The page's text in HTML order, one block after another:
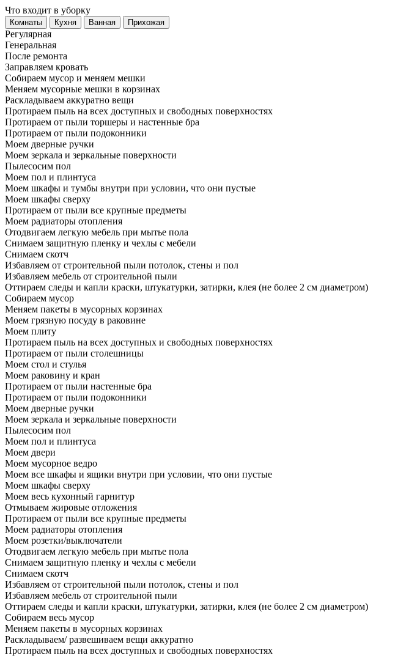
Что входит в уборку
Регу­лярная
Гене­ральная
После ремонта
Заправляем кровать
Собираем мусор и меняем мешки
Меняем мусорные мешки в корзинах
Раскладываем аккуратно вещи
Протираем пыль на всех доступных и свободных поверхностях
Протираем от пыли торшеры и настенные бра
Протираем от пыли подоконники
Моем дверные ручки
Моем зеркала и зеркальные поверхности
Пылесосим пол
Моем пол и плинтуса
Моем шкафы и тумбы внутри при условии, что они пустые
Моем шкафы сверху
Протираем от пыли все крупные предметы
Моем радиаторы отопления
Отодвигаем легкую мебель при мытье пола
Снимаем защитную пленку и чехлы с мебели
Снимаем скотч
Избавляем от строительной пыли потолок, стены и пол
Избавляем мебель от строительной пыли
Оттираем следы и капли краски, штукатурки, затирки, клея (не более 2 см диаметром)
Собираем мусор
Меняем пакеты в мусорных корзинах
Моем грязную посуду в раковине
Моем плиту
Протираем пыль на всех доступных и свободных поверхностях
Протираем от пыли столешницы
Моем стол и стулья
Моем раковину и кран
Протираем от пыли настенные бра
Протираем от пыли подоконники
Моем дверные ручки
Моем зеркала и зеркальные поверхности
Пылесосим пол
Моем пол и плинтуса
Моем двери
Моем мусорное ведро
Моем все шкафы и ящики внутри при условии, что они пустые
Моем шкафы сверху
Моем весь кухонный гарнитур
Отмываем жировые отложения
Протираем от пыли все крупные предметы
Моем радиаторы отопления
Моем розетки/выключатели
Отодвигаем легкую мебель при мытье пола
Снимаем защитную пленку и чехлы с мебели
Снимаем скотч
Избавляем от строительной пыли потолок, стены и пол
Избавляем мебель от строительной пыли
Оттираем следы и капли краски, штукатурки, затирки, клея (не более 2 см диаметром)
Собираем весь мусор
Меняем пакеты в мусорных корзинах
Раскладываем/ развешиваем вещи аккуратно
Протираем пыль на всех доступных и свободных поверхностях